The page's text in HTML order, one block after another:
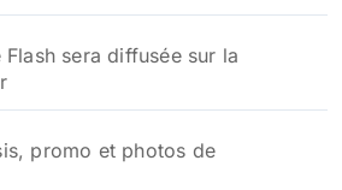
sera diffusée sur la
promo et photos de